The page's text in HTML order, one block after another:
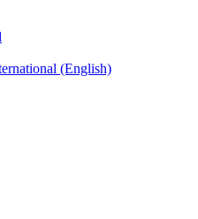
(English)